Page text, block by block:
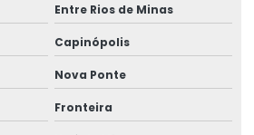
Entre Rios de Minas
Capinópolis
Nova Ponte
Fronteira